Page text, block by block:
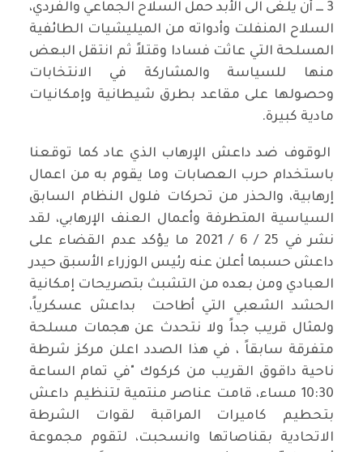
3 ـــ أن يلغى الى الأبد حمل السلاح الجماعي والفردي،
السلاح المنفلت وأدواته من الميليشيات الطائفية
المسلحة التي عاثت فسادا وقتلاً ثم انتقل البعض
منها للسياسة والمشاركة في الانتخابات
وحصولها على مقاعد بطرق شيطانية وإمكانيات
مادية كبيرة.
الوقوف ضد داعش الإرهاب الذي عاد كما توقعنا
باستخدام حرب العصابات وما يقوم به من اعمال
إرهابية، والحذر من تحركات فلول النظام السابق
السياسية المتطرفة وأعمال العنف الإرهابي، لقد
نشر في 25 / 6 / 2021 ما يؤكد عدم القضاء على
داعش حسبما أعلن عنه رئيس الوزراء الأسبق حيدر
العبادي ومن بعده من التشبث بتصريحات إمكانية
الحشد الشعبي التي أطاحت بداعش عسكرياً،
ولمثال قريب جداً ولا نتحدث عن هجمات مسلحة
متفرقة سابقاً ، في هذا الصدد اعلن مركز شرطة
ناحية داقوق القريب من كركوك "في تمام الساعة
10:30 مساء، قامت عناصر منتمية لتنظيم داعش
بتحطيم كاميرات المراقبة لقوات الشرطة
الاتحادية بقناصاتها وانسحبت، لتقوم مجموعة